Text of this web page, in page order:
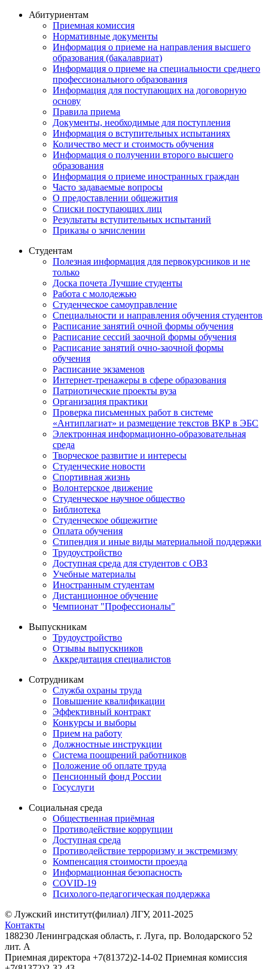
Абитуриентам
Приемная комиссия
Нормативные документы
Информация о приеме на направления высшего
образования (бакалавриат)
Информация о приеме на специальности среднего
профессионального образования
Информация для поступающих на договорную
основу
Правила приема
Документы, необходимые для поступления
Информация о вступительных испытаниях
Количество мест и стоимость обучения
Информация о получении второго высшего
образования
Информация о приеме иностранных граждан
Часто задаваемые вопросы
О предоставлении общежития
Списки поступающих лиц
Результаты вступительных испытаний
Приказы о зачислении
Студентам
Полезная информация для первокурсников и не
только
Доска почета Лучшие студенты
Работа с молодежью
Студенческое самоуправление
Специальности и направления обучения студентов
Расписание занятий очной формы обучения
Расписание сессий заочной формы обучения
Расписание занятий очно-заочной формы
обучения
Расписание экзаменов
Интернет-тренажеры в сфере образования
Патриотические проекты вуза
Организация практики
Проверка письменных работ в системе
«Антиплагиат» и размещение текстов ВКР в ЭБС
Электронная информационно-образовательная
среда
Творческое развитие и интересы
Студенческие новости
Спортивная жизнь
Волонтерское движение
Студенческое научное общество
Библиотека
Студенческое общежитие
Оплата обучения
Стипендия и иные виды материальной поддержки
Трудоустройство
Доступная среда для студентов с ОВЗ
Учебные материалы
Иностранным студентам
Дистанционное обучение
Чемпионат "Профессионалы"
Выпускникам
Трудоустройство
Отзывы выпускников
Аккредитация специалистов
Сотрудникам
Служба охраны труда
Повышение квалификации
Эффективный контракт
Конкурсы и выборы
Прием на работу
Должностные инструкции
Система поощрений работников
Положение об оплате труда
Пенсионный фонд России
Госуслуги
Социальная среда
Общественная приёмная
Противодействие коррупции
Доступная среда
Противодействие терроризму и экстремизму
Компенсация стоимости проезда
Информационная безопасность
COVID-19
Психолого-педагогическая поддержка
© Лужский институт(филиал) ЛГУ, 2011-2025
Контакты
188230 Ленинградская область, г. Луга, пр. Володарского 52
лит. А
Приемная директора +7(81372)2-14-02 Приемная комиссия